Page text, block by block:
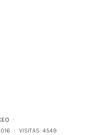
VISITAS: 4549